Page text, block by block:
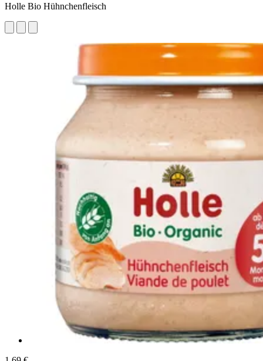
Holle Bio Hühnchenfleisch